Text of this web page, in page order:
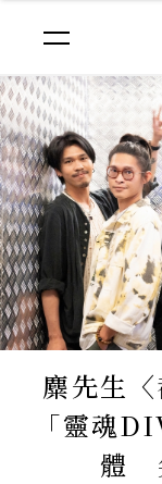
麋先生
「靈魂
體